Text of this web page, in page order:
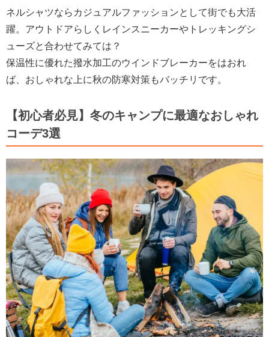
ネルシャツならカジュアルファッションとして街でも大活
躍。アウトドアらしくレインスニーカーやトレッキングシ
ューズと合わせてみては？
保温性に優れた撥水加工のウインドブレーカーをはおれ
ば、おしゃれな上に秋の防寒対策もバッチリです。
【初心者必見】冬のキャンプに最適なおしゃれ
コーデ3選